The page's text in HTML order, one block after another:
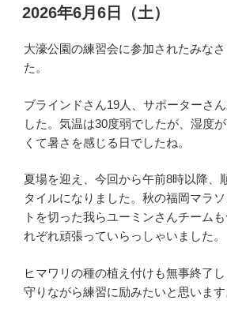
稿
日:
2026年6月6日（土）
大濠公園の練習会に参加されたみな
た。
ブラインドさん19人、サポーターさ
した。気温は30度弱でしたが、湿度
くて暑さを感じる日でしたね。
夏場を迎え、今回から午前8時以降、
タイルになりました。秋の福岡マラ
トを切った我らユーミンさんチーム
れぞれ頑張っていらっしゃいました。
ヒマワリの種の植え付けも無事終了
守りながら練習に励みたいと思います